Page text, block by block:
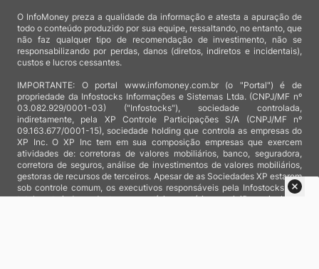
O InfoMoney preza a qualidade da informação e atesta a apuração de
todo o conteúdo produzido por sua equipe, ressaltando, no entanto, que
não faz qualquer tipo de recomendação de investimento, não se
responsabilizando por perdas, danos (diretos, indiretos e incidentais),
custos e lucros cessantes.
IMPORTANTE: O portal www.infomoney.com.br (o "Portal") é de
propriedade da Infostocks Informações e Sistemas Ltda. (CNPJ/MF nº
03.082.929/0001-03) ("Infostocks"), sociedade controlada,
indiretamente, pela XP Controle Participações S/A (CNPJ/MF nº
09.163.677/0001-15), sociedade holding que controla as empresas do
XP Inc. O XP Inc tem em sua composição empresas que exercem
atividades de: corretoras de valores mobiliários, banco, seguradora,
corretora de seguros, análise de investimentos de valores mobiliários,
gestoras de recursos de terceiros. Apesar de as Sociedades XP estarem
sob controle comum, os executivos responsáveis pela Infostocks são
totalmente independentes e as notícias, matérias e opiniões veiculadas